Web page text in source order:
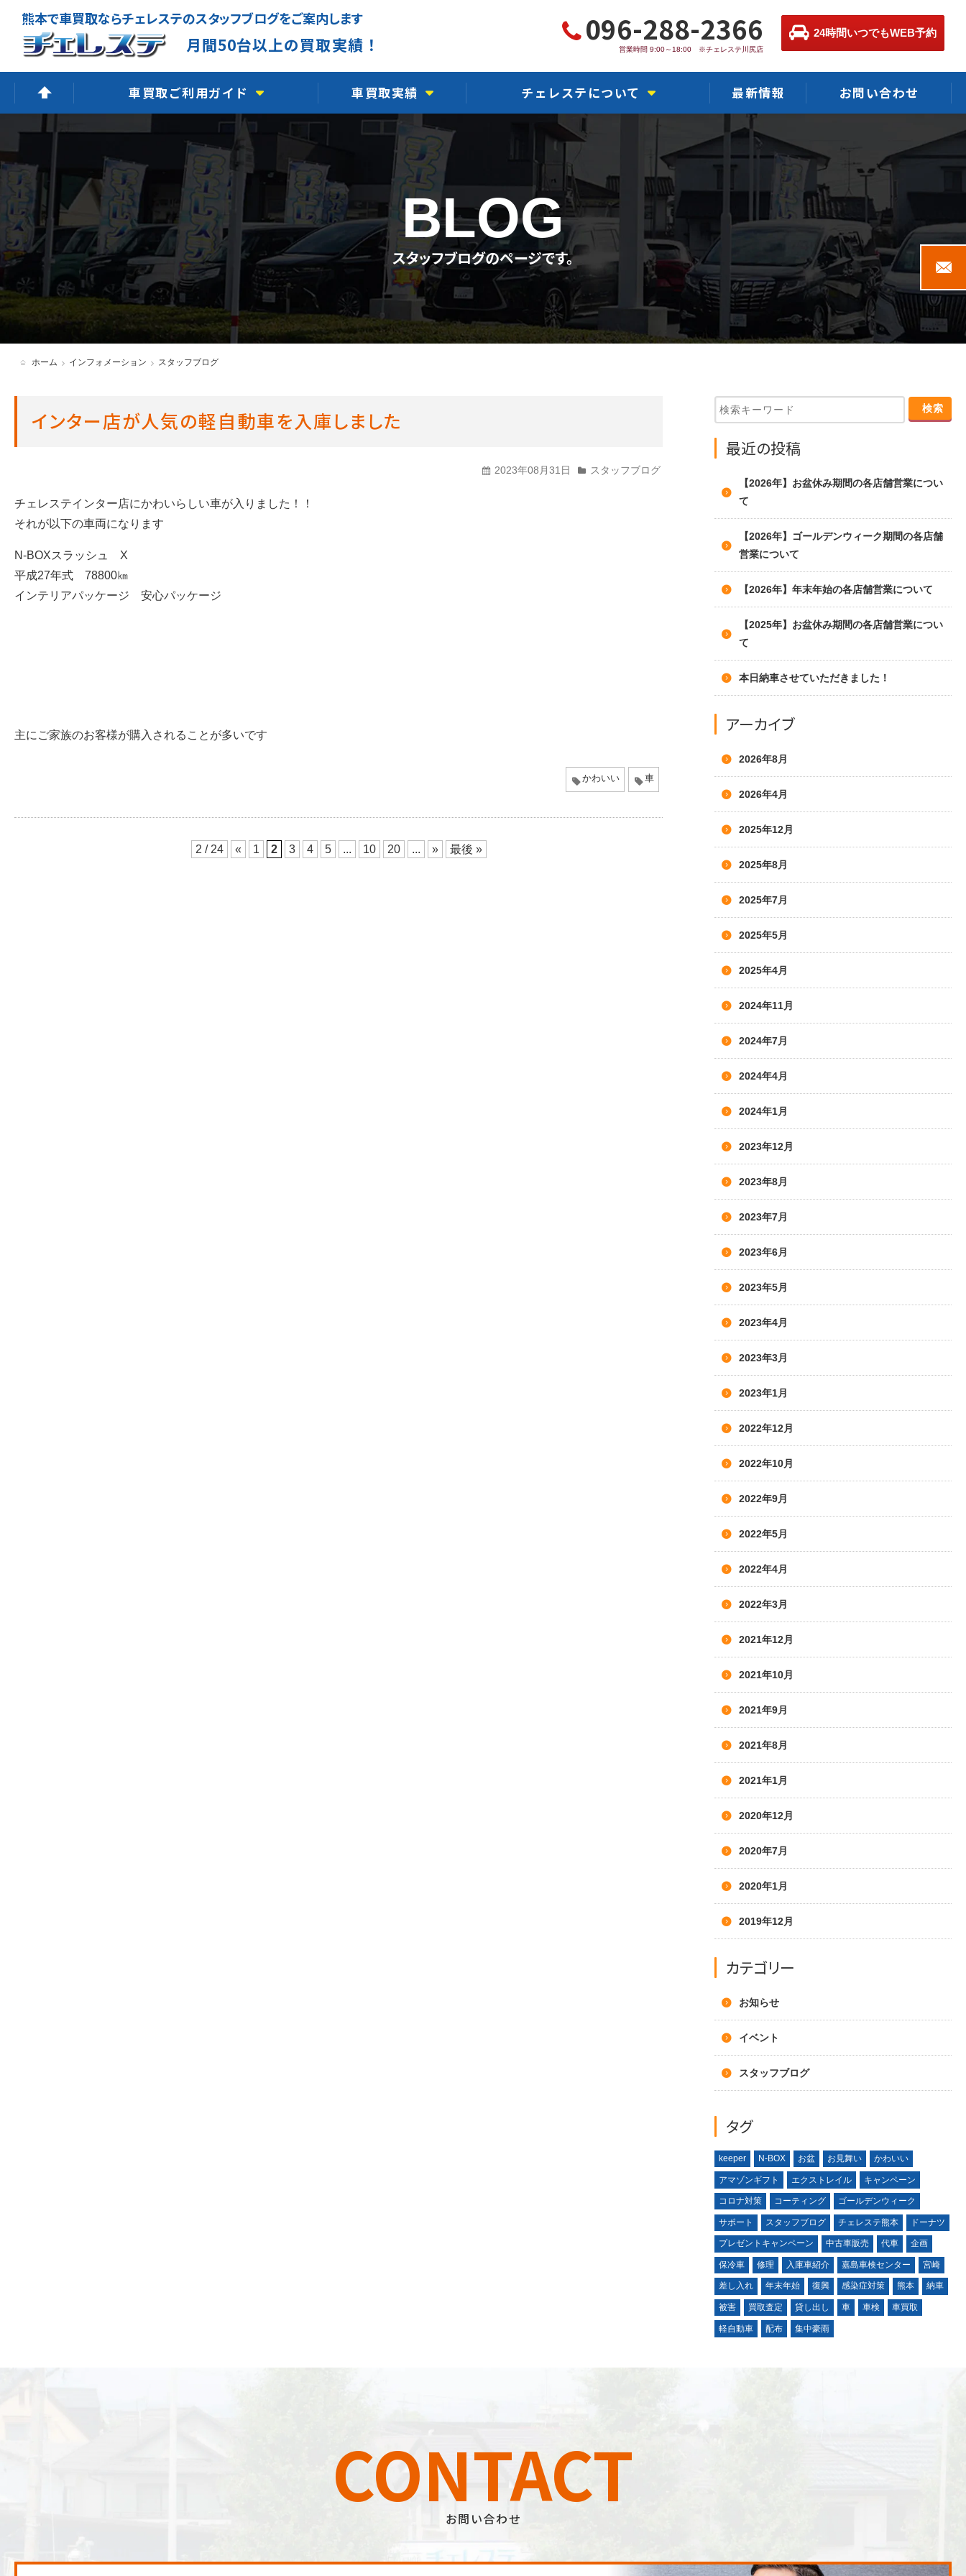
熊本で車買取ならチェレステのスタッフブログをご案内します
月間50台以上の買取実績！ 096-288-2366
営業時間 9:00～18:00 ※チェレステ川尻店
24時間いつでもWEB予約
車買取ご利用ガイド
高価買取できる理由
無料出張査定
廃車買取査定
LINE査定
よくあるご質問
車買取の流れ
各種必要書類・ダウンロード
車買取実績
軽自動車買取実績
国産車買取実績
輸入車買取実績
事故車買取実績
故障車買取実績
水没車買取実績
チェレステについて
チェレステ川尻店
チェレステ熊本インター店
チェレステ浜線店
チェレステ保田窪店
チェレステ力合店
チェレステ人吉店
CMギャラリー
最新情報 お問い合わせ
BLOG
スタッフブログのページです。
ホーム インフォメーション スタッフブログ
インター店が人気の軽自動車を入庫しました
2023年08月31日 スタッフブログ
チェレステインター店にかわいらしい車が入りました！！
それが以下の車両になります
N-BOXスラッシュ X
平成27年式 78800㎞
インテリアパッケージ 安心パッケージ
主にご家族のお客様が購入されることが多いです
かわいい 車
2 / 24 « 1 2 3 4 5 ... 10 20 ... » 最後 »
最近の投稿
【2026年】お盆休み期間の各店舗営業につい
て
【2026年】ゴールデンウィーク期間の各店舗
営業について
【2026年】年末年始の各店舗営業について
【2025年】お盆休み期間の各店舗営業につい
て
本日納車させていただきました！
アーカイブ
2026年8月
2026年4月
2025年12月
2025年8月
2025年7月
2025年5月
2025年4月
2024年11月
2024年7月
2024年4月
2024年1月
2023年12月
2023年8月
2023年7月
2023年6月
2023年5月
2023年4月
2023年3月
2023年1月
2022年12月
2022年10月
2022年9月
2022年5月
2022年4月
2022年3月
2021年12月
2021年10月
2021年9月
2021年8月
2021年1月
2020年12月
2020年7月
2020年1月
2019年12月
カテゴリー
お知らせ
イベント
スタッフブログ
タグ
keeper N-BOX お盆 お見舞い かわいい
アマゾンギフト エクストレイル キャンペーン
コロナ対策 コーティング ゴールデンウィーク
サポート スタッフブログ チェレステ熊本 ドーナツ
プレゼントキャンペーン 中古車販売 代車 企画
保冷車 修理 入庫車紹介 嘉島車検センター 宮崎
差し入れ 年末年始 復興 感染症対策 熊本 納車
被害 買取査定 貸し出し 車 車検 車買取
軽自動車 配布 集中豪雨
CONTACT
お問い合わせ